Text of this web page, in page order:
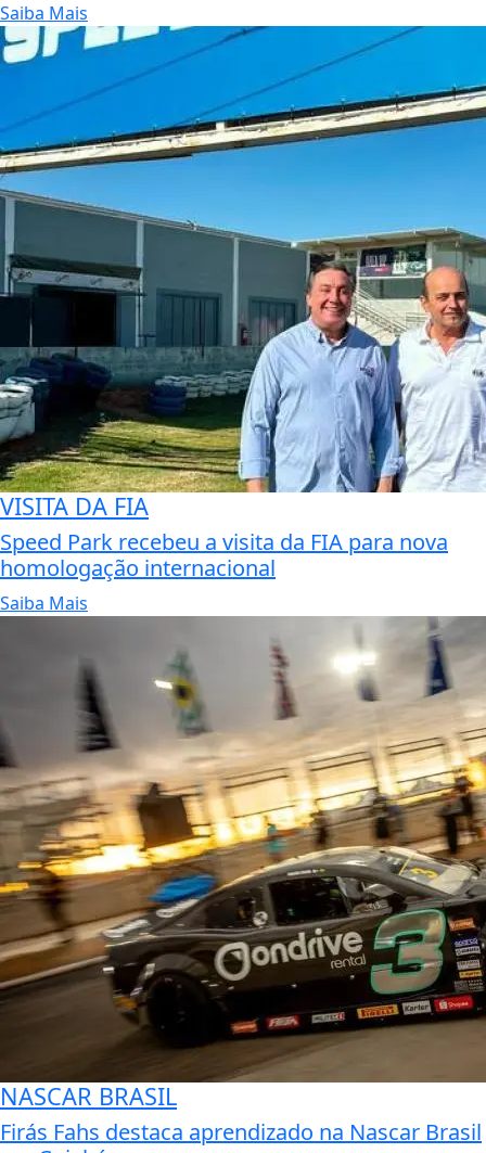
Saiba Mais
VISITA DA FIA
Speed Park recebeu a visita da FIA para nova
homologação internacional
Saiba Mais
NASCAR BRASIL
Firás Fahs destaca aprendizado na Nascar Brasil